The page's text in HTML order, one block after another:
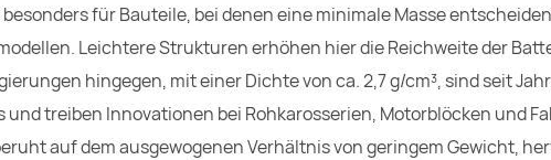
für Bauteile, bei denen eine minimale Masse
Leichtere Strukturen erhöhen hier die Reichweite der
hingegen, mit einer Dichte von ca. 2,7 g/cm³, sind seit
und treiben Innovationen bei Rohkarosserien, Motorblöcken und
auf dem ausgewogenen Verhältnis von geringem Gewicht,